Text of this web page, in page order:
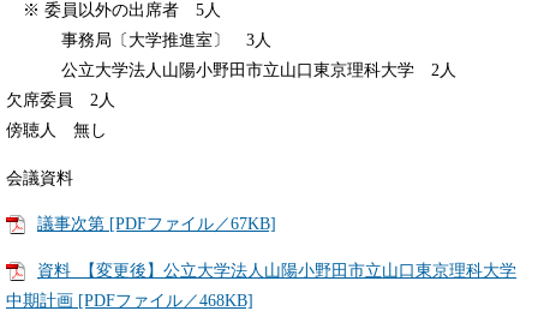
※ 委員以外の出席者 5人
事務局〔大学推進室〕 3人
公立大学法人山陽小野田市立山口東京理科大学 2人
欠席委員 2人
傍聴人 無し
会議資料
議事次第 [PDFファイル／67KB]
資料_【変更後】公立大学法人山陽小野田市立山口東京理科大学
中期計画 [PDFファイル／468KB]